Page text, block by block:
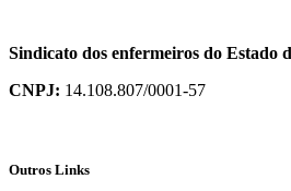
Sindicato dos enfermeiros do Estado
CNPJ: 14.108.807/0001-57
Outros Links